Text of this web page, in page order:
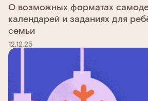
О возможных форматах
календарей и заданиях для
семьи
12.12.25